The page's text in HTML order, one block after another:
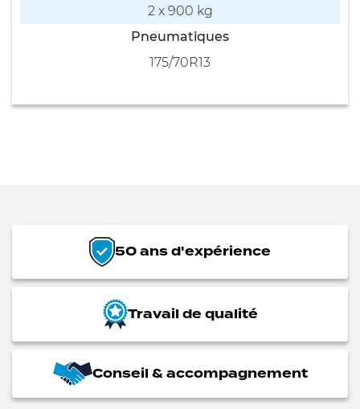
2 x 900 kg
Pneumatiques
175/70R13
50 ans d'expérience
Travail de qualité
Conseil & accompagnement